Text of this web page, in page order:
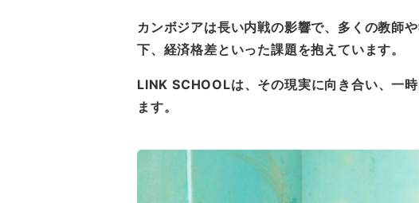
カンボジアは長い内戦の影響で、多くの教師
下、経済格差といった課題を抱えています。
LINK SCHOOLは、その現実に向き合い、一
ます。